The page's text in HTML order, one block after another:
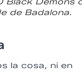
de Badalona.
la cosa, ni en